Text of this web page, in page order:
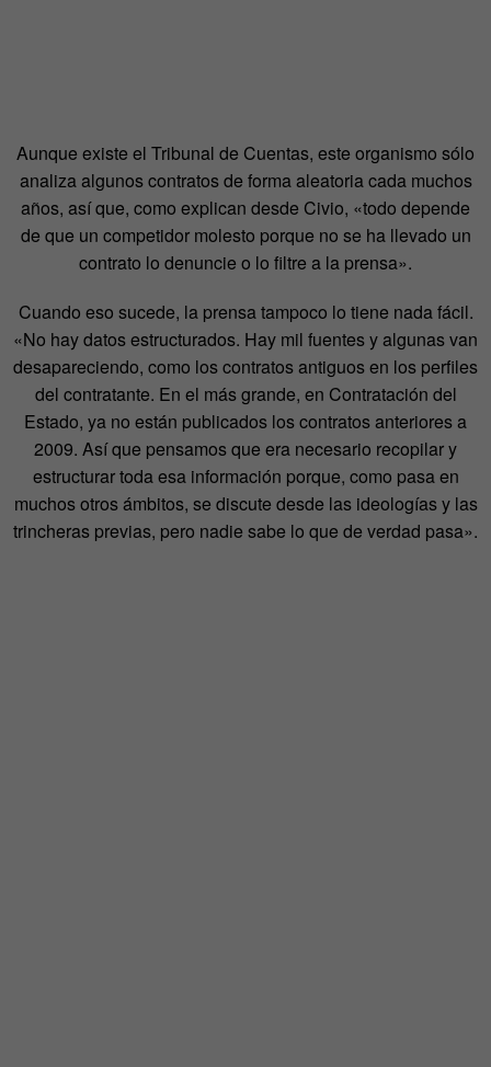
Aunque existe el Tribunal de Cuentas, este organismo sólo
analiza algunos contratos de forma aleatoria cada muchos
años, así que, como explican desde Civio, «todo depende
de que un competidor molesto porque no se ha llevado un
contrato lo denuncie o lo filtre a la prensa».
Cuando eso sucede, la prensa tampoco lo tiene nada fácil.
«No hay datos estructurados. Hay mil fuentes y algunas van
desapareciendo, como los contratos antiguos en los perfiles
del contratante. En el más grande, en Contratación del
Estado, ya no están publicados los contratos anteriores a
2009. Así que pensamos que era necesario recopilar y
estructurar toda esa información porque, como pasa en
muchos otros ámbitos, se discute desde las ideologías y las
trincheras previas, pero nadie sabe lo que de verdad pasa».